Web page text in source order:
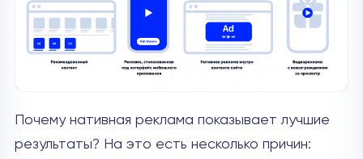
Почему нативная реклама показывает лучшие
результаты? На это есть несколько причин: